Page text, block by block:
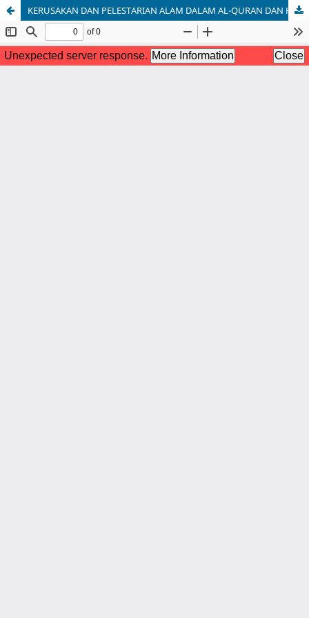
KERUSAKAN DAN PELESTARIAN ALAM DALAM AL-QURAN DAN HADIS: STUDI KEPUSTAKAAN TENTANG EKSPLOITASI TAMBANG, EROSI, DAN GLOBAL WARMING